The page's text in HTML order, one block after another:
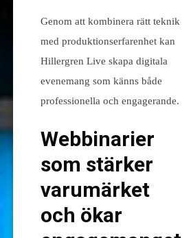
Genom att kombinera rätt teknik
med produktionserfarenhet kan
Hillergren Live skapa digitala
evenemang som känns både
professionella och engagerande.
Webbinarier
som stärker
varumärket
och ökar